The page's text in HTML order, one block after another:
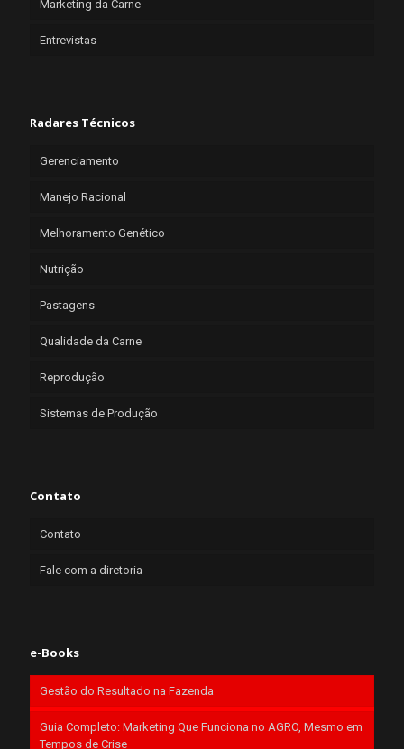
Marketing da Carne
Entrevistas
Radares Técnicos
Gerenciamento
Manejo Racional
Melhoramento Genético
Nutrição
Pastagens
Qualidade da Carne
Reprodução
Sistemas de Produção
Contato
Contato
Fale com a diretoria
e-Books
Gestão do Resultado na Fazenda
Guia Completo: Marketing Que Funciona no AGRO, Mesmo em
Tempos de Crise